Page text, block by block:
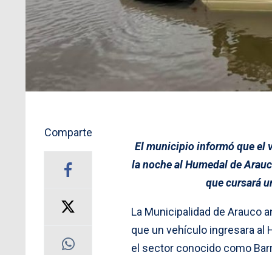
Comparte
El municipio informó que el
la noche al Humedal de
que cursará
La Municipalidad de Arauco
que un vehículo ingresara al
el sector conocido como